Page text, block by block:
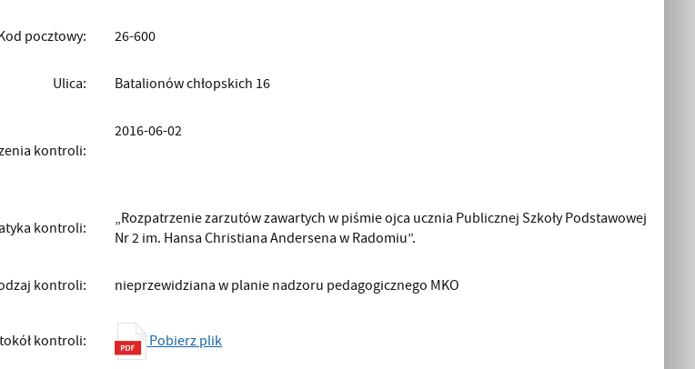
pocztowy: 26-600
Ulica: Batalionów chłopskich 16
kontroli:
2016-06-02
kontroli:
„Rozpatrzenie zarzutów zawartych w piśmie ojca ucznia Publicznej Szkoły Podstawowej
Nr 2 im. Hansa Christiana Andersena w Radomiu”.
kontroli: nieprzewidziana w planie nadzoru pedagogicznego MKO
kontroli: Pobierz plik